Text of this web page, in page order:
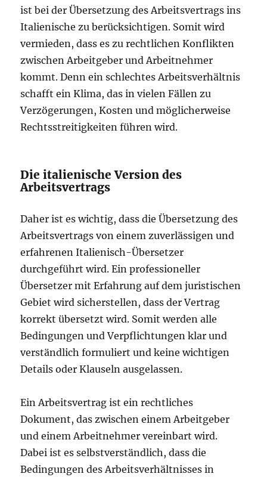
ist bei der Übersetzung des Arbeitsvertrags ins
Italienische zu berücksichtigen. Somit wird
vermieden, dass es zu rechtlichen Konflikten
zwischen Arbeitgeber und Arbeitnehmer
kommt. Denn ein schlechtes Arbeitsverhältnis
schafft ein Klima, das in vielen Fällen zu
Verzögerungen, Kosten und möglicherweise
Rechtsstreitigkeiten führen wird.
Die italienische Version des
Arbeitsvertrags
Daher ist es wichtig, dass die Übersetzung des
Arbeitsvertrags von einem zuverlässigen und
erfahrenen Italienisch-Übersetzer
durchgeführt wird. Ein professioneller
Übersetzer mit Erfahrung auf dem juristischen
Gebiet wird sicherstellen, dass der Vertrag
korrekt übersetzt wird. Somit werden alle
Bedingungen und Verpflichtungen klar und
verständlich formuliert und keine wichtigen
Details oder Klauseln ausgelassen.
Ein Arbeitsvertrag ist ein rechtliches
Dokument, das zwischen einem Arbeitgeber
und einem Arbeitnehmer vereinbart wird.
Dabei ist es selbstverständlich, dass die
Bedingungen des Arbeitsverhältnisses in